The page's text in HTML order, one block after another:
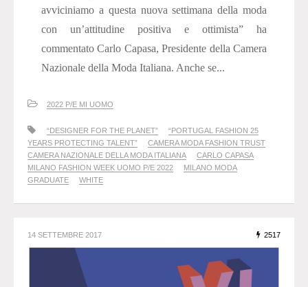
avviciniamo a questa nuova settimana della moda
con un’attitudine positiva e ottimista” ha
commentato Carlo Capasa, Presidente della Camera
Nazionale della Moda Italiana. Anche se...
2022 P/E MI UOMO
“DESIGNER FOR THE PLANET”
“PORTUGAL FASHION 25
YEARS PROTECTING TALENT”
CAMERA MODA FASHION TRUST
CAMERA NAZIONALE DELLA MODA ITALIANA
CARLO CAPASA
MILANO FASHION WEEK UOMO P/E 2022
MILANO MODA
GRADUATE
WHITE
14 SETTEMBRE 2017 2517